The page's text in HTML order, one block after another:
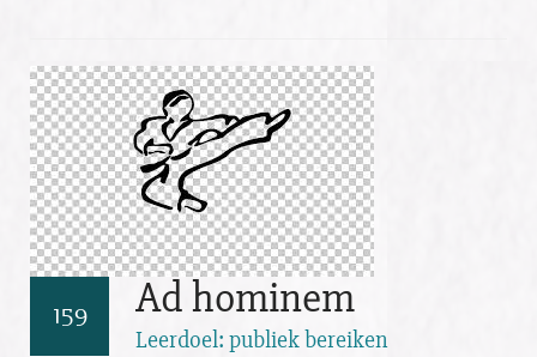
159 Ad hominem
Leerdoel: publiek bereiken